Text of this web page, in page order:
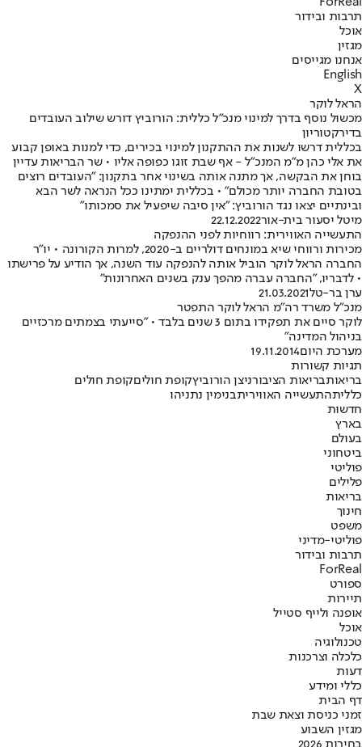
תרבות ובידור
אוכל
מגזין
אנחנו מגייסים
English
X
הראל לוקר
מכשול נוסף בדרך למינוי מנכ"ל כללית: הורוביץ דורש שילוב העובדים
בדירקטוריון
בכללית דרשו לשנות את ההתקנון למינוי בכירים, כדי למנות באופן קבוע
את אלי כהן מ"מ המנכ"ל - אף שבת זוגו כפופה אליו • שר הבריאות עדיין
בוחן את הבקשה, אך מתנה אותה בשינוי אחר בתקנון: "העובדים רוצים
בטובת החברה יותר מכולם" • בכללית ימתינו ככל הנראה לשר הבא
ובינתיים יצאו נגד הורוביץ: "אין סיבה שיפעיל את סמכותו"
מיטל יסעור בית-אור22.12.2022
התעשייה האווירית: רווחיות לפני ההנפקה
מכירות ורווחי שיא במונחים דולריים ב-2020, למרות הקורונה • יו"ר
החברה הראל לוקר הוביל אותה להנפקה עוד השנה, אך הודיע על פרישתו
• לדבריו, "החברה עברה מהפך ענק בשנים האחרונות"
ערן בר-טל21.03.2021
מנכ"ל משרד רה"מ הראל לוקר התפטר
לוקר סיים את תפקידו בתום 3 שנים בלבד • "סייעתי בצמתים מרכזיים
בניהול המדינה"
מערכת היום19.11.2014
תגיות קשורות
בריאותבריאות הציבורניצן הורוביץקופת חוליםקופת חולים
כלליתהתעשייה האוויריתבנימין נתניהו
חדשות
בארץ
בעולם
ביטחוני
פוליטי
פלילים
בריאות
חינוך
משפט
פוליטי-מדיני
תרבות ובידור
ForReal
ספורט
תיירות
אופנה ולייף סטייל
אוכל
טכנולוגיה
כלכלה וצרכנות
דעות
כללי ומידע
דף הבית
זמני כניסת וצאת שבת
מגזין השבוע